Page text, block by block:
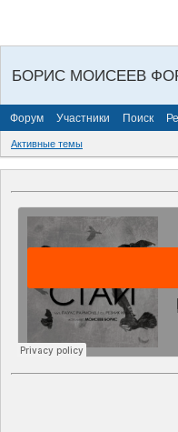
БОРИС МОИСЕЕВ
Форум Участники Поиск
Активные темы